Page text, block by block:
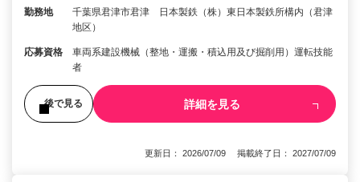
勤務地
千葉県君津市君津 日本製鉄（株）東日本製鉄所構内（君津
地区）
応募資格
車両系建設機械（整地・運搬・積込用及び掘削用）運転技能
者
後で見る 詳細を見る
更新日： 2026/07/09 掲載終了日： 2027/07/09